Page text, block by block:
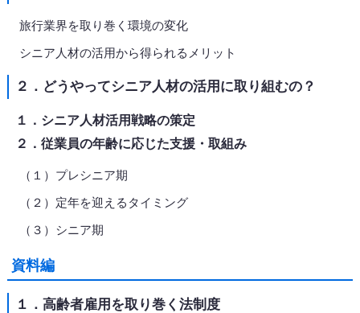
旅行業界を取り巻く環境の変化
シニア人材の活用から得られるメリット
２．どうやってシニア人材の活用に取り組むの？
１．シニア人材活用戦略の策定
２．従業員の年齢に応じた支援・取組み
（１）プレシニア期
（２）定年を迎えるタイミング
（３）シニア期
資料編
１．高齢者雇用を取り巻く法制度